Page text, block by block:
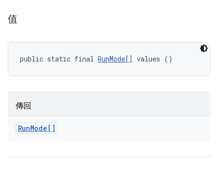
值
public static final RunMode[] values ()
傳回
RunMode[]